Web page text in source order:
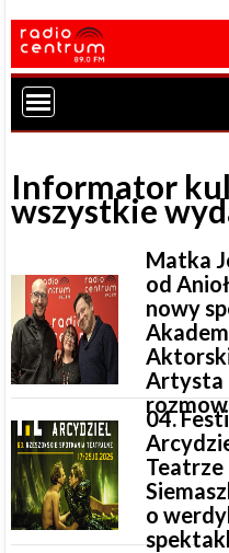
Informator
wszystkie
Matka
od
nowy
Artysta
04.
Teatrze
o